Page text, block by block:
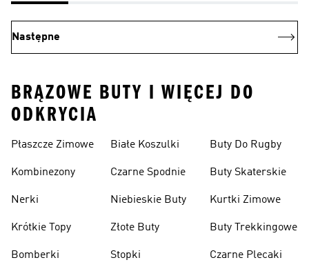
Następne
BRĄZOWE BUTY I WIĘCEJ DO
ODKRYCIA
Płaszcze Zimowe
Kombinezony
Nerki
Krótkie Topy
Bomberki
Białe Koszulki
Czarne Spodnie
Niebieskie Buty
Złote Buty
Stopki
Buty Do Rugby
Buty Skaterskie
Kurtki Zimowe
Buty Trekkingowe
Czarne Plecaki